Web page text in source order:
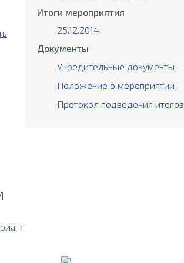
Итоги мероприятия
25.12.2014
Документы
Учредительные документы
Положение о мероприятии
Протокол подведения итогов